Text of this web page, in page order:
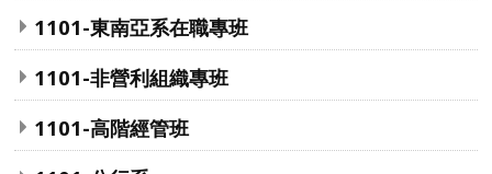
1101-東南亞系在職專班
1101-非營利組織專班
1101-高階經管班